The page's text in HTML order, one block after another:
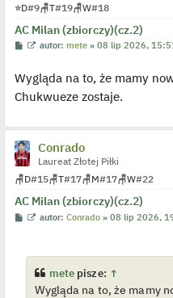
⭐D#9🪑T#19🪑W#18
AC Milan (zbiorczy)(cz.2)
P
t
W
w
i
e
p
j
e
y
c
y
s
autor:mete »08 lip 2026,
Wygląda na to, że mamy
Chukwueze zostaje.
Conrado
Laureat Złotej Piłki
🪑D#15🪑T#17🪑M#17🪑W#22
AC Milan (zbiorczy)(cz.2)
P
W
i
e
t
l
autor:Conrado »08 lip 2026,
mete pisze: ↑
Wygląda na to, że mamy